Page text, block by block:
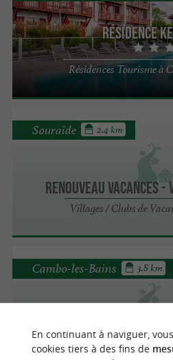
Résidence
Résidences Tourisme à
RENOUVEAU
Villages / Clubs de
Souraïde 2.4 km
Villages / Clubs de
Bains
Cambo-les-Bains 3.8 km
En continuant à naviguer,
cookies tiers à des fins de